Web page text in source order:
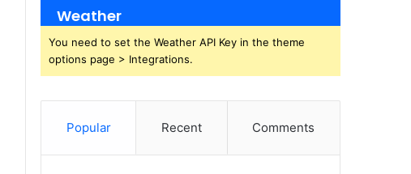
Weather
You need to set the Weather API Key in the theme
options page > Integrations.
Popular Recent Comments